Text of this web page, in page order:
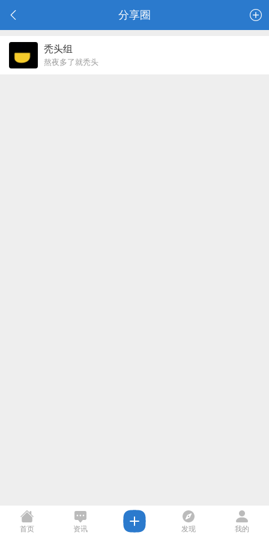
分享圈
秃头组
熬夜多了就秃头
首页 资讯 发现 我的